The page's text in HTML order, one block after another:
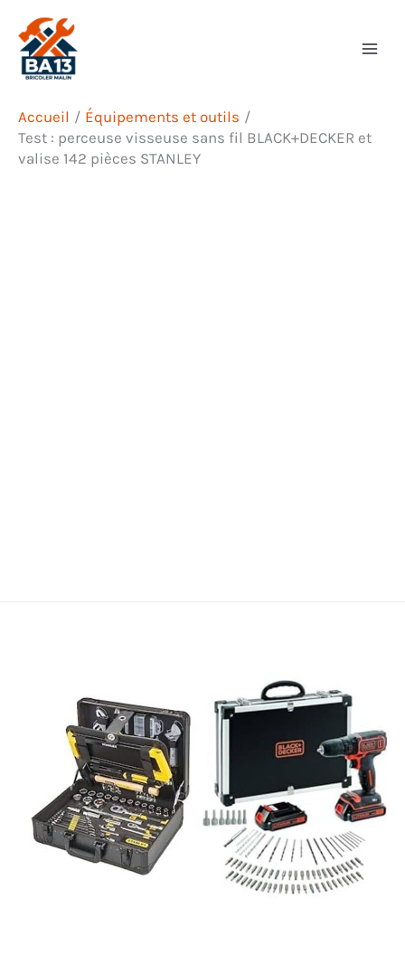
contenu
Accueil
Équipements et outils
Test : perceuse visseuse sans fil BLACK+DECKER et
valise 142 pièces STANLEY
Rechercher